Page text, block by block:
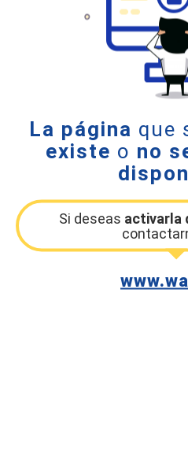
La página que
existe o no
Si deseas activarla